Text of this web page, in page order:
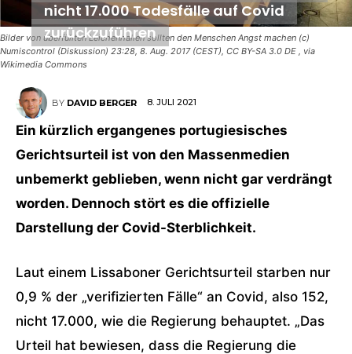
Bilder von überfüllten Leichenhallen sollten den Menschen Angst machen (c)
Numiscontrol (Diskussion) 23:28, 8. Aug. 2017 (CEST), CC BY-SA 3.0 DE , via
Wikimedia Commons
nicht 17.000 Todesfälle auf Covid
zurückzuführen
BY DAVID BERGER 8. JULI 2021
Ein kürzlich ergangenes portugiesisches
Gerichtsurteil ist von den Massenmedien
unbemerkt geblieben, wenn nicht gar verdrängt
worden. Dennoch stört es die offizielle
Darstellung der Covid-Sterblichkeit.
Laut einem Lissaboner Gerichtsurteil starben nur
0,9 % der „verifizierten Fälle“ an Covid, also 152,
nicht 17.000, wie die Regierung behauptet. „Das
Urteil hat bewiesen, dass die Regierung die